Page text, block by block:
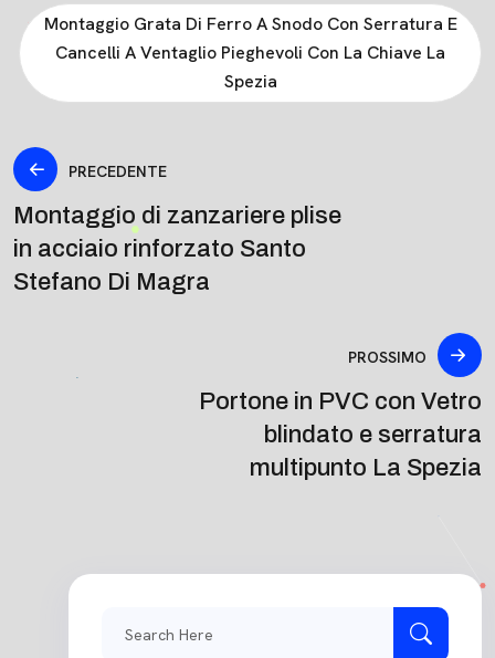
Montaggio Grata Di Ferro A Snodo Con Serratura E
Cancelli A Ventaglio Pieghevoli Con La Chiave La
Spezia
PRECEDENTE
Montaggio di zanzariere plise
in acciaio rinforzato Santo
Stefano Di Magra
PROSSIMO
Portone in PVC con Vetro
blindato e serratura
multipunto La Spezia